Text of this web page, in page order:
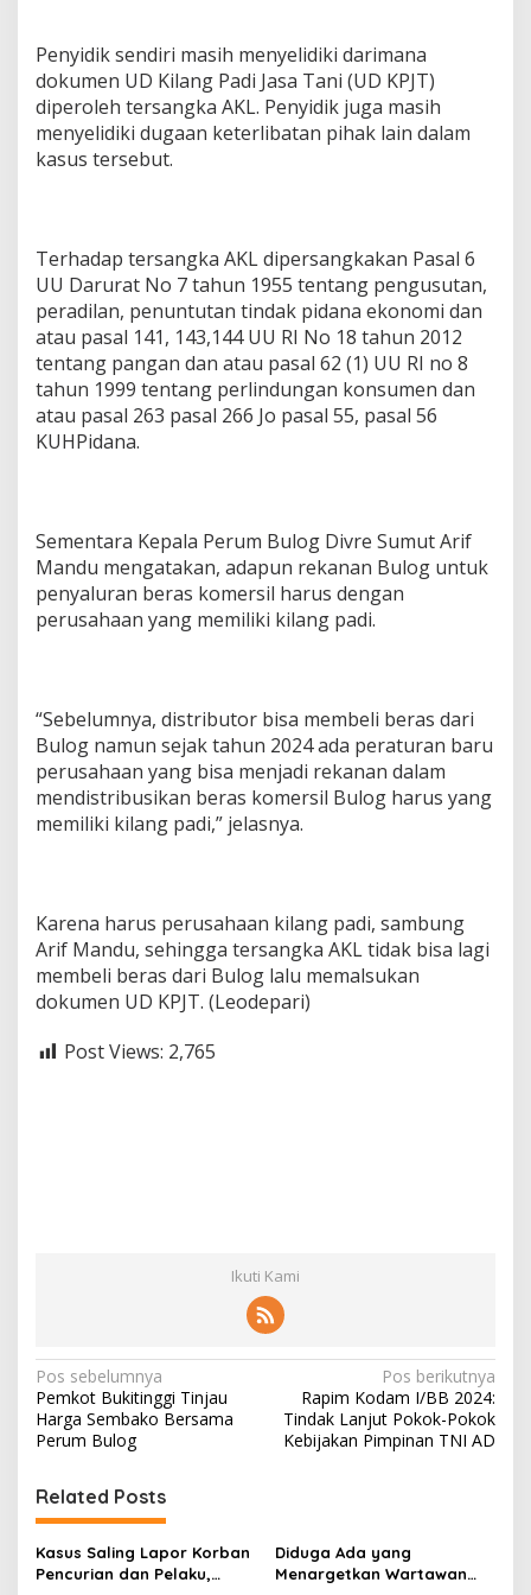
Penyidik sendiri masih menyelidiki darimana
dokumen UD Kilang Padi Jasa Tani (UD KPJT)
diperoleh tersangka AKL. Penyidik juga masih
menyelidiki dugaan keterlibatan pihak lain dalam
kasus tersebut.
Terhadap tersangka AKL dipersangkakan Pasal 6
UU Darurat No 7 tahun 1955 tentang pengusutan,
peradilan, penuntutan tindak pidana ekonomi dan
atau pasal 141, 143,144 UU RI No 18 tahun 2012
tentang pangan dan atau pasal 62 (1) UU RI no 8
tahun 1999 tentang perlindungan konsumen dan
atau pasal 263 pasal 266 Jo pasal 55, pasal 56
KUHPidana.
Sementara Kepala Perum Bulog Divre Sumut Arif
Mandu mengatakan, adapun rekanan Bulog untuk
penyaluran beras komersil harus dengan
perusahaan yang memiliki kilang padi.
“Sebelumnya, distributor bisa membeli beras dari
Bulog namun sejak tahun 2024 ada peraturan baru
perusahaan yang bisa menjadi rekanan dalam
mendistribusikan beras komersil Bulog harus yang
memiliki kilang padi,” jelasnya.
Karena harus perusahaan kilang padi, sambung
Arif Mandu, sehingga tersangka AKL tidak bisa lagi
membeli beras dari Bulog lalu memalsukan
dokumen UD KPJT. (Leodepari)
Post Views: 2,765
Ikuti Kami
N
a
v
i
g
a
s
Pos sebelumnya
Pemkot Bukitinggi Tinjau
Harga Sembako Bersama
Perum Bulog
Pos berikutnya
Rapim Kodam I/BB 2024:
Tindak Lanjut Pokok-Pokok
Kebijakan Pimpinan TNI AD
Related Posts
Kasus Saling Lapor Korban
Pencurian dan Pelaku,
Diduga Ada yang
Menargetkan Wartawan